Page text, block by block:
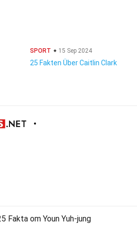
SPORT 15 Sep 2024
25 Fakten Über Caitlin Clark
om Youn Yuh-jung